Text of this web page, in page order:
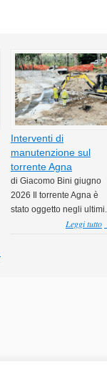
Interventi di
manutenzione sul
torrente Agna
di Giacomo Bini giugno
2026 Il torrente Agna è
stato oggetto negli ultimi...
Leggi tutto